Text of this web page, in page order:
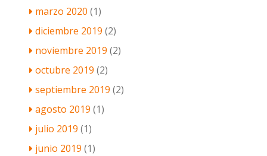
marzo 2020 (1)
diciembre 2019 (2)
noviembre 2019 (2)
octubre 2019 (2)
septiembre 2019 (2)
agosto 2019 (1)
julio 2019 (1)
junio 2019 (1)